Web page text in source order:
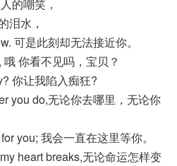
的嘲笑，
泪水，
可是此刻却无法接近你。
你看不见吗，宝贝？
你让我陷入痴狂?
you do,无论你去哪里，无论你
you; 我会一直在这里等你。
heart breaks,无论命运怎样变